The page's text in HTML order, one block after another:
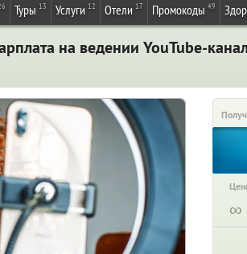
Туры 13 Услуги 12 Отели 17 Промокоды 49
на ведении YouTube-
∞